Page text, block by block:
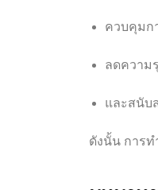
ควบคุมก
ลดความ
และสนับ
ดังนั้น การ